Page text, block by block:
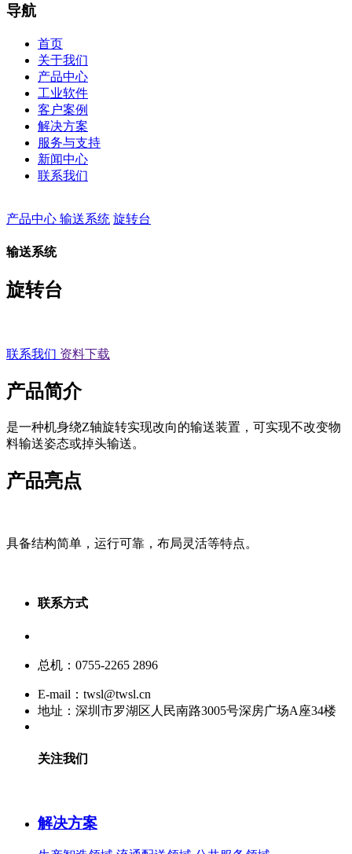
导航
首页
关于我们
产品中心
工业软件
客户案例
解决方案
服务与支持
新闻中心
联系我们
产品中心 输送系统 旋转台
输送系统
旋转台
联系我们 资料下载
产品简介
是一种机身绕Z轴旋转实现改向的输送装置，可实现不改变物
料输送姿态或掉头输送。
产品亮点
具备结构简单，运行可靠，布局灵活等特点。
联系方式
总机：0755-2265 2896
E-mail：twsl@twsl.cn
地址：深圳市罗湖区人民南路3005号深房广场A座34楼
关注我们
解决方案